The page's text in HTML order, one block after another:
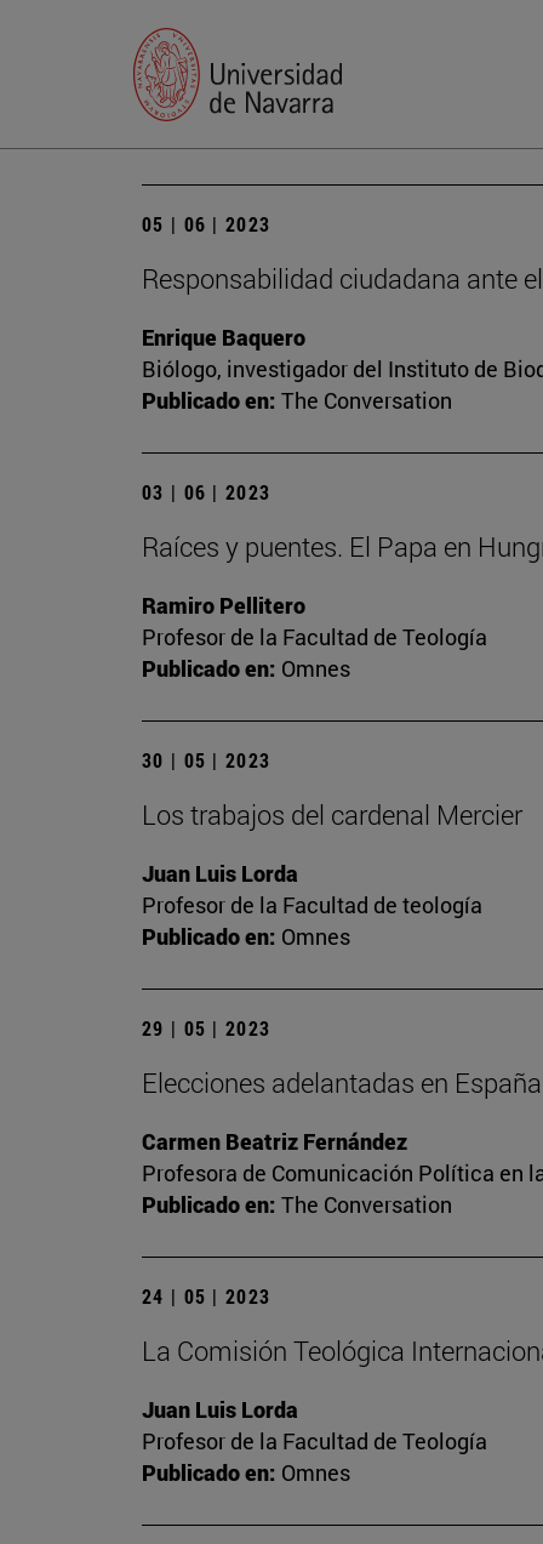
05 | 06 | 2023
Responsabilidad ciudadana ante
Enrique Baquero
Biólogo, investigador del Instituto de
Publicado en: The Conversation
03 | 06 | 2023
Raíces y puentes. El Papa en
Ramiro Pellitero
Profesor de la Facultad de Teología
Publicado en: Omnes
30 | 05 | 2023
Los trabajos del cardenal Mercier
Juan Luis Lorda
Profesor de la Facultad de teología
Publicado en: Omnes
29 | 05 | 2023
Elecciones adelantadas en
Carmen Beatriz Fernández
Profesora de Comunicación Política en
Publicado en: The Conversation
24 | 05 | 2023
La Comisión Teológica
Juan Luis Lorda
Profesor de la Facultad de Teología
Publicado en: Omnes